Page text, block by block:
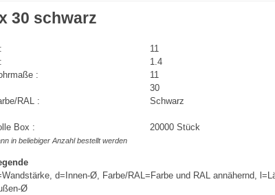
30 schwarz
11
1.4
:
11
30
RAL :
Schwarz
Box : 20000 Stück
in beliebiger Anzahl bestellt werden
d=Innen-Ø, Farbe/RAL=Farbe und RAL annähernd,
Ø